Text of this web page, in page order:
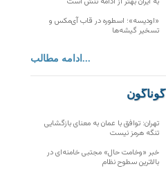
«اودیسه»؛ اسطوره در قاب آی‌مکس و
تسخیر گیشه‌ها
ادامه مطالب...
گوناگون
تهران: توافق با عمان به معنای بازگشایی
تنگه هرمز نیست
خبر «وخامت حال» مجتبی خامنه‌ای در
بالاترین سطوح نظام